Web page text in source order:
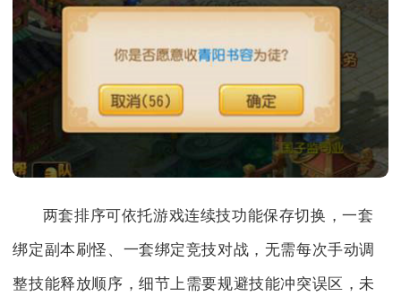
两套排序可依托游戏连续技功能保存切换，一套
绑定副本刷怪、一套绑定竞技对战，无需每次手动调
整技能释放顺序，细节上需要规避技能冲突误区，未